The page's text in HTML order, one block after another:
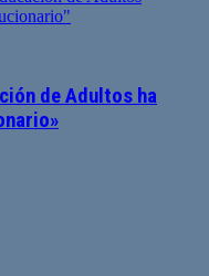
de Adultos ha